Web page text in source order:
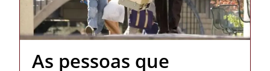
As pessoas que